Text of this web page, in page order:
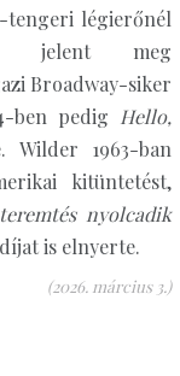
tengeri légierőnél
jelent meg
Broadway-siker
ben pedig Hello,
Wilder 1963-ban
kitüntetést,
nyolcadik
is elnyerte.
(2026. március 3.)